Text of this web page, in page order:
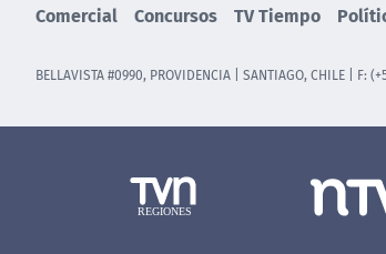
Comercial Concursos TV Tiempo
BELLAVISTA #0990, PROVIDENCIA | SANTIAGO, CHILE | F: